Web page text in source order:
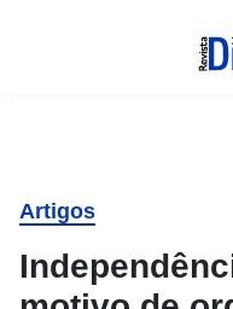
Artigos